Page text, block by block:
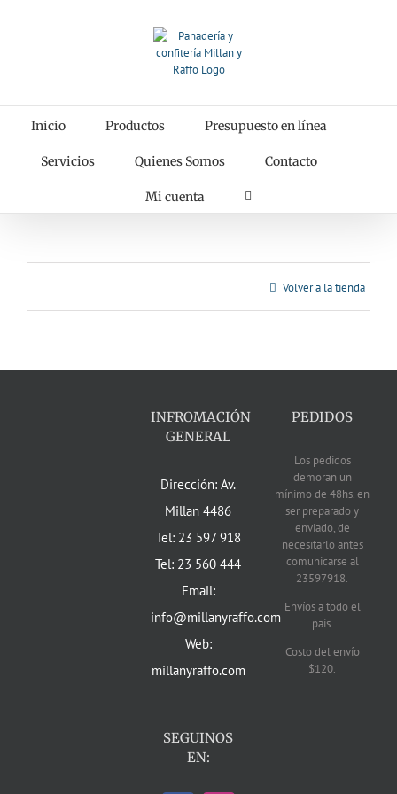
Inicio Productos Presupuesto en línea
Servicios Quienes Somos Contacto
Mi cuenta
Volver a la tienda
INFROMACIÓN
GENERAL
Dirección: Av.
Millan 4486
Tel: 23 597 918
Tel: 23 560 444
Email:
info@millanyraffo.com
Web:
millanyraffo.com
SEGUINOS
EN:
PEDIDOS
Los pedidos
demoran un
mínimo de 48hs. en
ser preparado y
enviado, de
necesitarlo antes
comunicarse al
23597918.
Envíos a todo el
país.
Costo del envío
$120.